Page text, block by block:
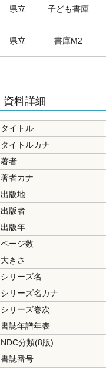
県立 子ども書庫
県立 書庫M2
資料詳細
タイトル
タイトルカナ
著者
著者カナ
出版地
出版者
出版年
ページ数
大きさ
シリーズ名
シリーズ名カナ
シリーズ巻次
書誌年譜年表
NDC分類(8版)
書誌番号